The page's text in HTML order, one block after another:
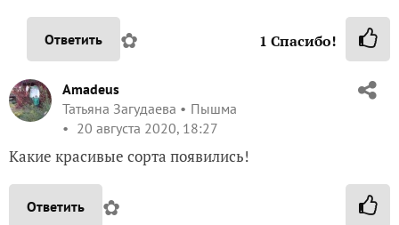
Ответить ✿ 1 Спасибо!
Amadeus
Татьяна Загудаева
Пышма
20 августа 2020, 18:27
Какие красивые сорта появились!
Ответить ✿